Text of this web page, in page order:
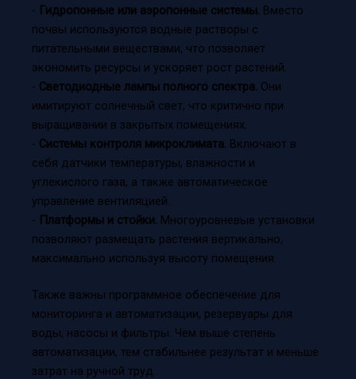
- Гидропонные или аэропонные системы. Вместо
почвы используются водные растворы с
питательными веществами, что позволяет
экономить ресурсы и ускоряет рост растений.
- Светодиодные лампы полного спектра. Они
имитируют солнечный свет, что критично при
выращивании в закрытых помещениях.
- Системы контроля микроклимата. Включают в
себя датчики температуры, влажности и
углекислого газа, а также автоматическое
управление вентиляцией.
- Платформы и стойки. Многоуровневые установки
позволяют размещать растения вертикально,
максимально используя высоту помещения.
Также важны программное обеспечение для
мониторинга и автоматизации, резервуары для
воды, насосы и фильтры. Чем выше степень
автоматизации, тем стабильнее результат и меньше
затрат на ручной труд.